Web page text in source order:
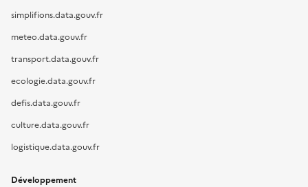
simplifions.data.gouv.fr
meteo.data.gouv.fr
transport.data.gouv.fr
ecologie.data.gouv.fr
defis.data.gouv.fr
culture.data.gouv.fr
logistique.data.gouv.fr
Développement